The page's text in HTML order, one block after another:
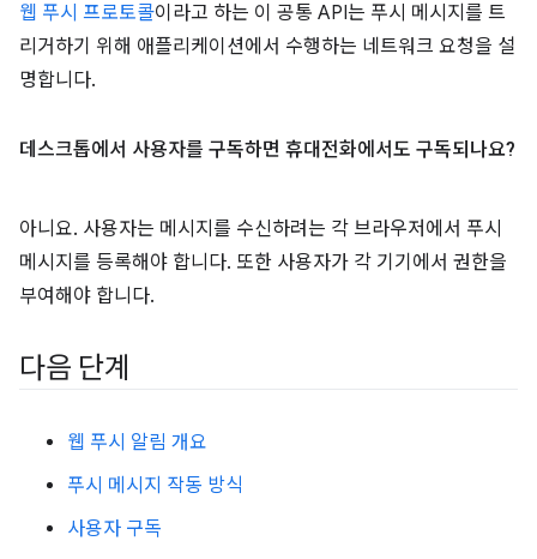
웹 푸시 프로토콜이라고 하는 이 공통 API는 푸시 메시지를 트
리거하기 위해 애플리케이션에서 수행하는 네트워크 요청을 설
명합니다.
데스크톱에서 사용자를 구독하면 휴대전화에서도 구독되나요?
아니요. 사용자는 메시지를 수신하려는 각 브라우저에서 푸시
메시지를 등록해야 합니다. 또한 사용자가 각 기기에서 권한을
부여해야 합니다.
다음 단계
웹 푸시 알림 개요
푸시 메시지 작동 방식
사용자 구독